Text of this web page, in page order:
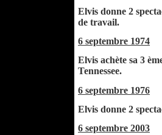
Elvis donne 2
de travail.
6 septembre 1974
Elvis achète sa 3
Tennessee.
6 septembre 1976
Elvis donne 2
6 septembre 2003